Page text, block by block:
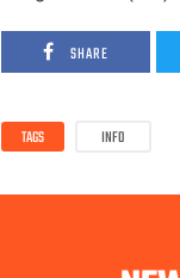
SHARE
TAGS INFO